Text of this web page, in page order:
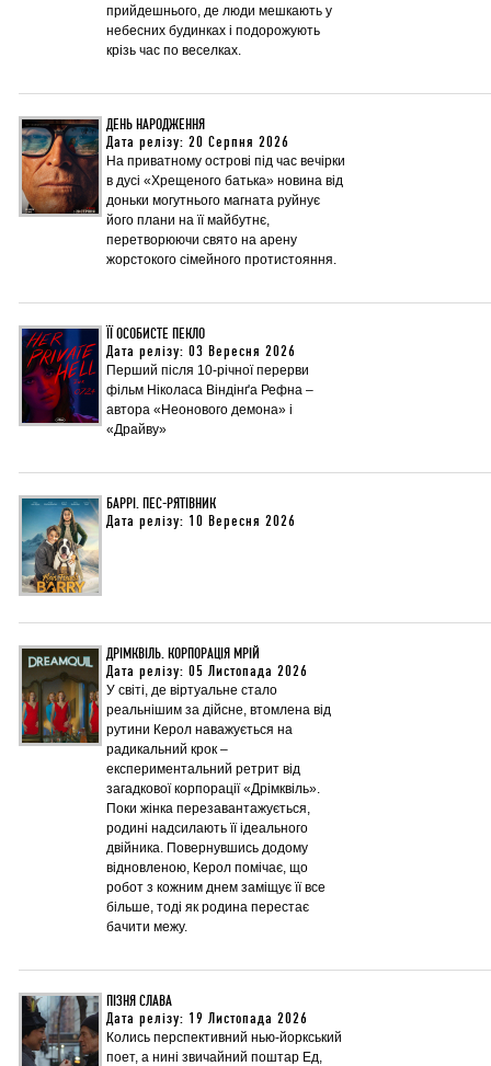
прийдешнього, де люди мешкають у
небесних будинках і подорожують
крізь час по веселках.
ДЕНЬ НАРОДЖЕННЯ
Дата релізу: 20 Серпня 2026
На приватному острові під час вечірки
в дусі «Хрещеного батька» новина від
доньки могутнього магната руйнує
його плани на її майбутнє,
перетворюючи свято на арену
жорстокого сімейного протистояння.
ЇЇ ОСОБИСТЕ ПЕКЛО
Дата релізу: 03 Вересня 2026
Перший після 10-річної перерви
фільм Ніколаса Віндінґа Рефна –
автора «Неонового демона» і
«Драйву»
БАРРІ. ПЕС-РЯТІВНИК
Дата релізу: 10 Вересня 2026
ДРІМКВІЛЬ. КОРПОРАЦІЯ МРІЙ
Дата релізу: 05 Листопада 2026
У світі, де віртуальне стало
реальнішим за дійсне, втомлена від
рутини Керол наважується на
радикальний крок –
експериментальний ретрит від
загадкової корпорації «Дрімквіль».
Поки жінка перезавантажується,
родині надсилають її ідеального
двійника. Повернувшись додому
відновленою, Керол помічає, що
робот з кожним днем заміщує її все
більше, тоді як родина перестає
бачити межу.
ПІЗНЯ СЛАВА
Дата релізу: 19 Листопада 2026
Колись перспективний нью-йоркський
поет, а нині звичайний поштар Ед,